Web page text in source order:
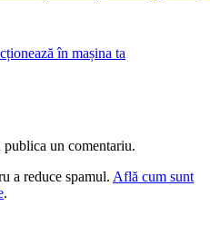
în mașina ta
publica un comentariu.
a reduce spamul. Află cum sunt
.